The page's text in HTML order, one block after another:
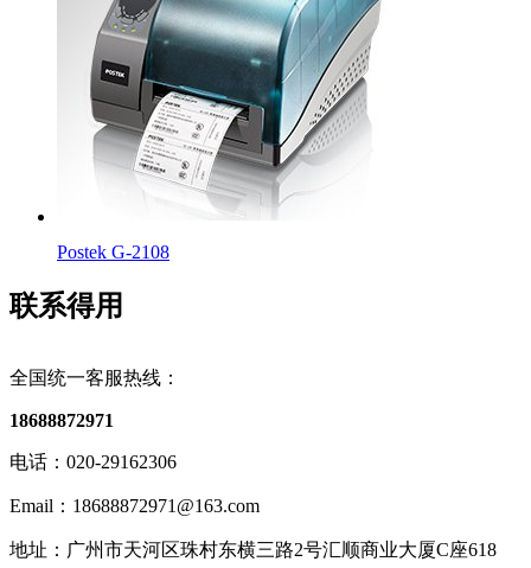
Postek G-2108
联系得用
全国统一客服热线：
18688872971
电话：020-29162306
Email：18688872971@163.com
地址：广州市天河区珠村东横三路2号汇顺商业大厦C座618